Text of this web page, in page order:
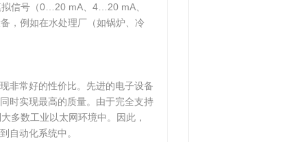
信号（0…20 mA、4…20 mA、
，例如在水处理厂（如锅炉、冷
非常好的性价比。先进的电子设备
时实现最高的质量。由于完全支持
多数工业以太网环境中。因此，
自动化系统中。